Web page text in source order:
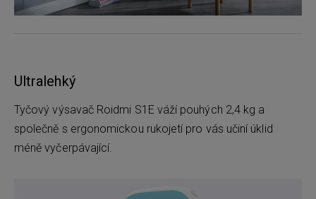
Ultralehký
Tyčový výsavač Roidmi S1E váží pouhých 2,4 kg a
společně s ergonomickou rukojetí pro vás učiní úklid
méně vyčerpávající.